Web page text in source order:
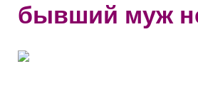
бывший муж